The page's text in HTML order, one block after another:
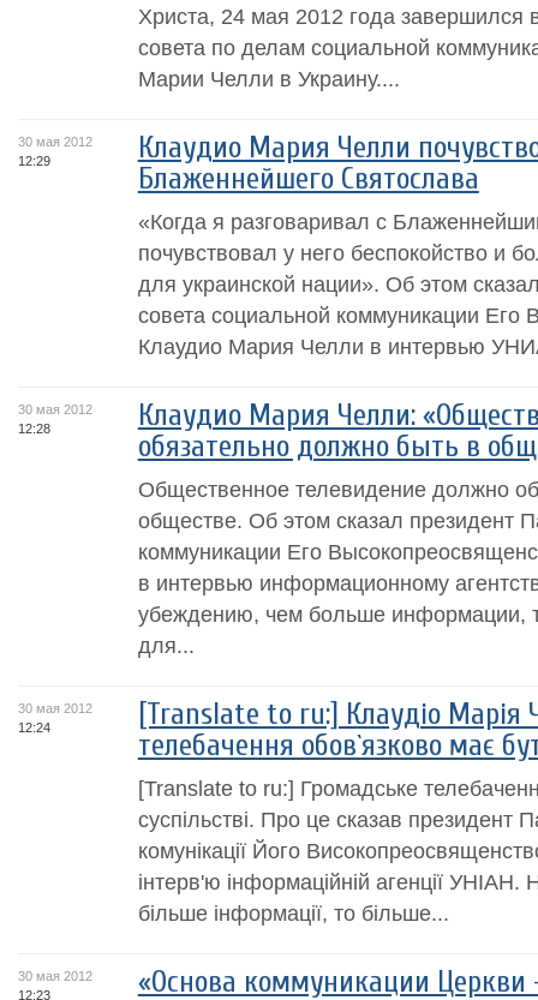
Христа, 24 мая 2012 года завершился
совета по делам социальной
Марии Челли в Украину....
30 мая 2012
12:29
Клаудио Мария Челли
Блаженнейшего Святослава
«Когда я разговаривал с
почувствовал у него беспокойство и
для украинской нации». Об этом
совета социальной коммуникации Его
Клаудио Мария Челли в интервью
30 мая 2012
12:28
Клаудио Мария Челли:
обязательно должно быть в
Общественное телевидение должно
обществе. Об этом сказал президент
коммуникации Его
в интервью информационному
убеждению, чем больше информации,
для...
30 мая 2012
12:24
[Translate to ru:] Клаудіо Марія
телебачення обов`язково має
[Translate to ru:] Громадське
суспільстві. Про це сказав президент
комунікації Його
інтерв'ю інформаційній агенції
більше інформації, то більше...
30 мая 2012
12:23
«Основа коммуникации Церкви